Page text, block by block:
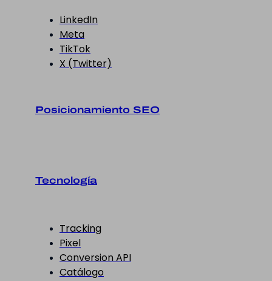
LinkedIn
Meta
TikTok
X (Twitter)
Posicionamiento SEO
Tecnología
Tracking
Pixel
Conversion API
Catálogo